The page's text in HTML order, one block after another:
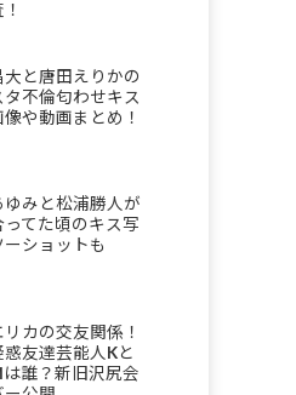
大と唐田えりかの
タ不倫匂わせキス
や動画まとめ！
ゆみと松浦勝人が
ってた頃のキス写
ーショットも
カの交友関係！
惑友達芸能人Kと
誰？新旧沢尻会